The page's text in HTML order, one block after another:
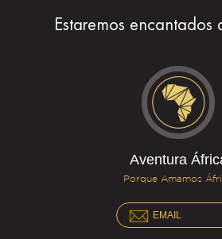
Estaremos encantados
Aventura
Porque Amamos
EMAIL